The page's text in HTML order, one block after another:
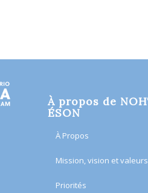
À propos de
ÉSON
À Propos
Mission, vision et valeurs
Priorités